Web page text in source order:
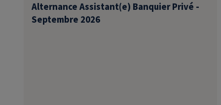
Alternance Assistant(e) Banquier Privé -
Septembre 2026